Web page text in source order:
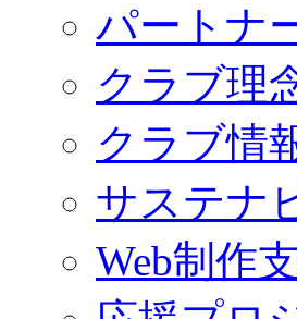
パートナ
クラブ理
クラブ情
サステナ
Web制作